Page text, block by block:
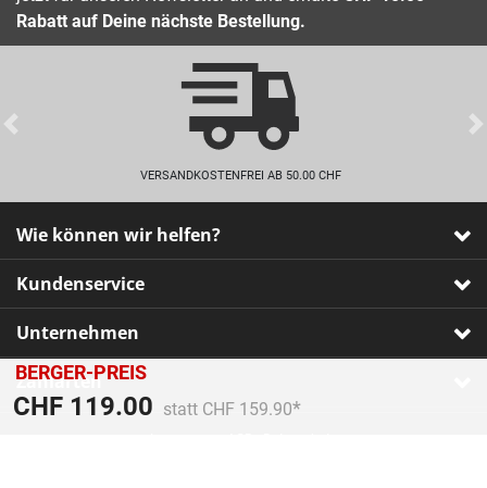
BERGER-PREIS
CHF 119.00 Preis reduziert von
statt CHF 159.90
An
Rabatt auf Deine nächste Bestellung.
VERSANDKOSTENFREI AB 50.00 CHF
Previous
Wie können wir helfen?
Kundenservice
Unternehmen
Zahlarten